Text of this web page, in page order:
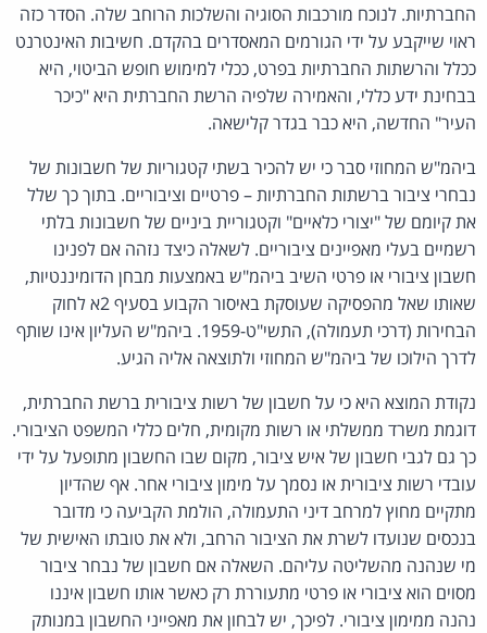
החברתיות. לנוכח מורכבות הסוגיה והשלכות הרוחב שלה. הסדר כזה
ראוי שייקבע על ידי הגורמים המאסדרים בהקדם. חשיבות האינטרנט
ככלל והרשתות החברתיות בפרט, ככלי למימוש חופש הביטוי, היא
בבחינת ידע כללי, והאמירה שלפיה הרשת החברתית היא "כיכר
העיר" החדשה, היא כבר בגדר קלישאה.
ביהמ"ש המחוזי סבר כי יש להכיר בשתי קטגוריות של חשבונות של
נבחרי ציבור ברשתות החברתיות – פרטיים וציבוריים. בתוך כך שלל
את קיומם של "יצורי כלאיים" וקטגוריית ביניים של חשבונות בלתי
רשמיים בעלי מאפיינים ציבוריים. לשאלה כיצד נזהה אם לפנינו
חשבון ציבורי או פרטי השיב ביהמ"ש באמצעות מבחן הדומיננטיות,
שאותו שאל מהפסיקה שעוסקת באיסור הקבוע בסעיף 2א לחוק
הבחירות (דרכי תעמולה), התשי"ט-1959. ביהמ"ש העליון אינו שותף
לדרך הילוכו של ביהמ"ש המחוזי ולתוצאה אליה הגיע.
נקודת המוצא היא כי על חשבון של רשות ציבורית ברשת החברתית,
דוגמת משרד ממשלתי או רשות מקומית, חלים כללי המשפט הציבורי.
כך גם לגבי חשבון של איש ציבור, מקום שבו החשבון מתופעל על ידי
עובדי רשות ציבורית או נסמך על מימון ציבורי אחר. אף שהדיון
מתקיים מחוץ למרחב דיני התעמולה, הולמת הקביעה כי מדובר
בנכסים שנועדו לשרת את הציבור הרחב, ולא את טובתו האישית של
מי שנהנה מהשליטה עליהם. השאלה אם חשבון של נבחר ציבור
מסוים הוא ציבורי או פרטי מתעוררת רק כאשר אותו חשבון איננו
נהנה ממימון ציבורי. לפיכך, יש לבחון את מאפייני החשבון במנותק